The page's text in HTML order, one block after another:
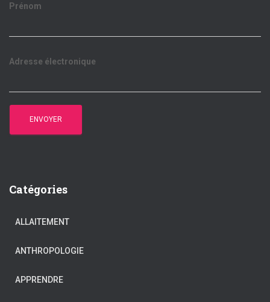
Prénom
Adresse électronique
Catégories
ALLAITEMENT
ANTHROPOLOGIE
APPRENDRE